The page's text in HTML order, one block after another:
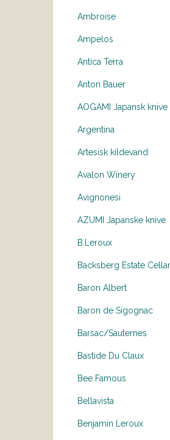
Ambroise
Ampelos
Antica Terra
Anton Bauer
AOGAMI Japansk knive
Argentina
Artesisk kildevand
Avalon Winery
Avignonesi
AZUMI Japanske knive
B.Leroux
Backsberg Estate
Baron Albert
Baron de Sigognac
Barsac/Sauternes
Bastide Du Claux
Bee Famous
Bellavista
Benjamin Leroux